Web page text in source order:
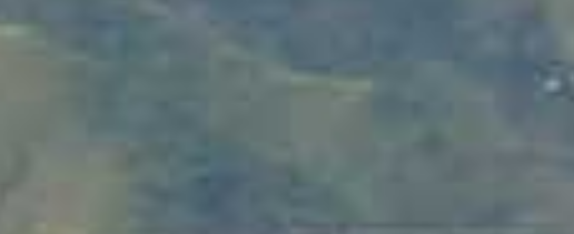
entradas